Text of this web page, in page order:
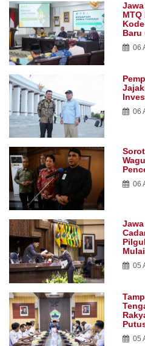
MTQ
Baru
06
06
06
05
05